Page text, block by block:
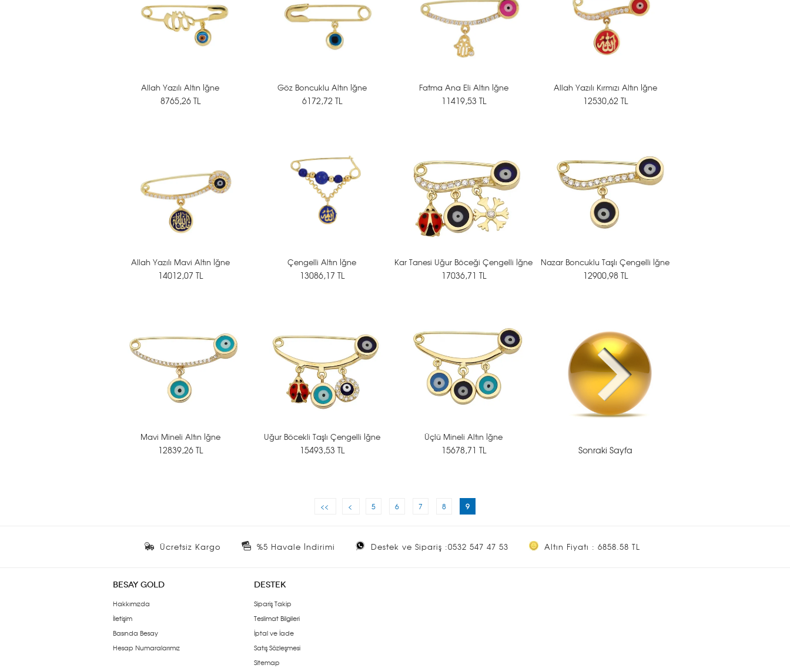
Allah Yazılı Altın İğne
8765,26 TL
Göz Boncuklu Altın İğne
6172,72 TL
Fatma Ana Eli Altın İğne
11419,53 TL
Allah Yazılı Kırmızı Altın İğne
12530,62 TL
Allah Yazılı Mavi Altın İğne
14012,07 TL
Çengelli Altın İğne
13086,17 TL
Kar Tanesi Uğur Böceği Çengelli İğne
17036,71 TL
Nazar Boncuklu Taşlı Çengelli İğne
12900,98 TL
Mavi Mineli Altın İğne
12839,26 TL
Uğur Böcekli Taşlı Çengelli İğne
15493,53 TL
Üçlü Mineli Altın İğne
15678,71 TL Sonraki Sayfa
<< < 5 6 7 8 9
Ücretsiz Kargo %5 Havale İndirimi Destek ve Sipariş :0532 547 47 53 Altın Fiyatı : 6858.58 TL
BESAY GOLD
Hakkımızda
İletişim
Basında Besay
Hesap Numaralarımız
DESTEK
Sipariş Takip
Teslimat Bilgileri
İptal ve İade
Satış Sözleşmesi
Sitemap